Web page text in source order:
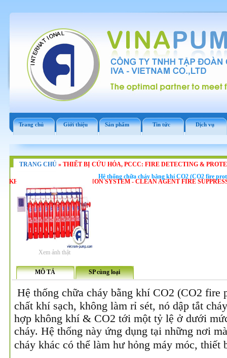
Trang chủ Giới thiệu Sản phẩm Tin tức Dịch vụ
TRANG CHỦ» THIẾT BỊ CỨU HỎA, PCCC: FIRE DETECTING &
KHÍ CO2, FM200 : SUPPRESSION SYSTEM - CLEAN AGENT FIRE
Xem ảnh thật
Hệ thống chữa cháy bằng khí CO2 (CO2 fire
MÔ TẢ SP cùng loại
Hệ thống chữa cháy bằng khí CO2 (CO2 fire
chất khí sạch, không làm rỉ sét, nó dập tắt
hợp không khí & CO2 tới một tỷ lệ ở dưới
cháy. Hệ thống này ứng dụng tại những nơi
cháy khác có thể làm hư hỏng máy móc, thiết